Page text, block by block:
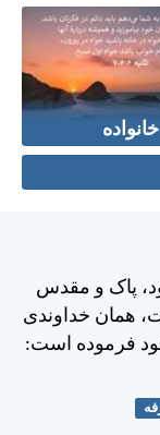
خانواده
پاک و مقدس
همان خداوندی
خود فرموده است: